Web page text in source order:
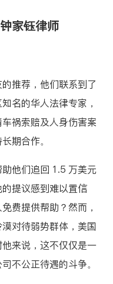
家钰律师
推荐，他们联系到了
名的华人法律专家，
祸索赔及人身伤害案
期合作。
他们追回 1.5 万美元
提议感到难以置信
费提供帮助？然而，
对待弱势群体，美国
来说，这不仅仅是一
不公正待遇的斗争。